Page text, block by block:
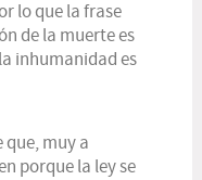
lo que la frase
de la muerte es
inhumanidad es
que, muy a
porque la ley se